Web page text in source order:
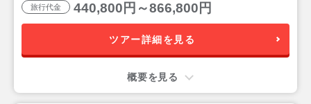
旅行代金 440,800円～866,800円
ツアー詳細を見る
概要を見る